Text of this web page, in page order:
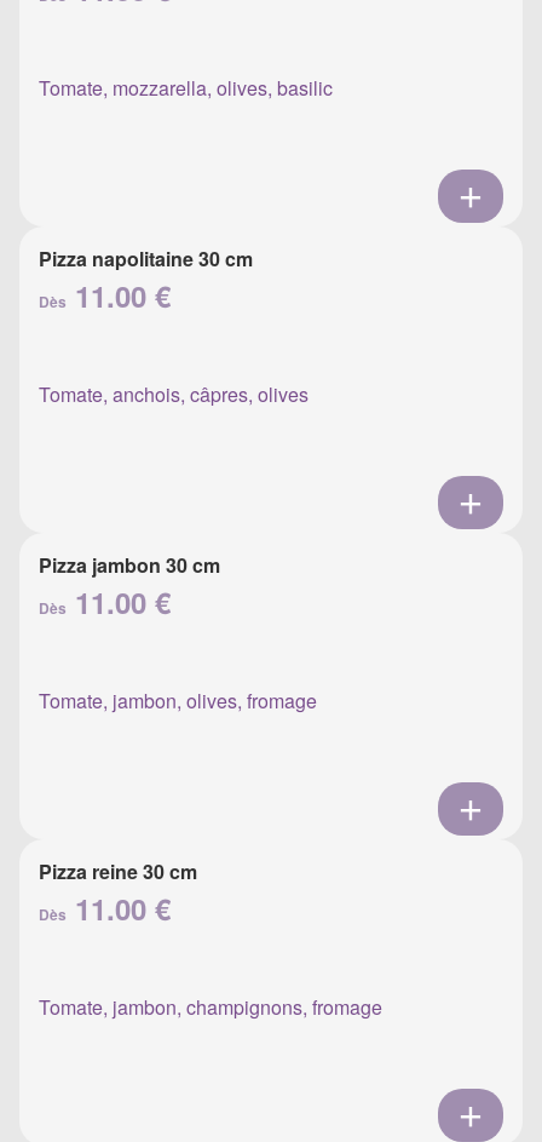
Tomate, mozzarella, olives, basilic
Pizza napolitaine 30 cm
Dès 11.00 €
Tomate, anchois, câpres, olives
Pizza jambon 30 cm
Dès 11.00 €
Tomate, jambon, olives, fromage
Pizza reine 30 cm
Dès 11.00 €
Tomate, jambon, champignons, fromage